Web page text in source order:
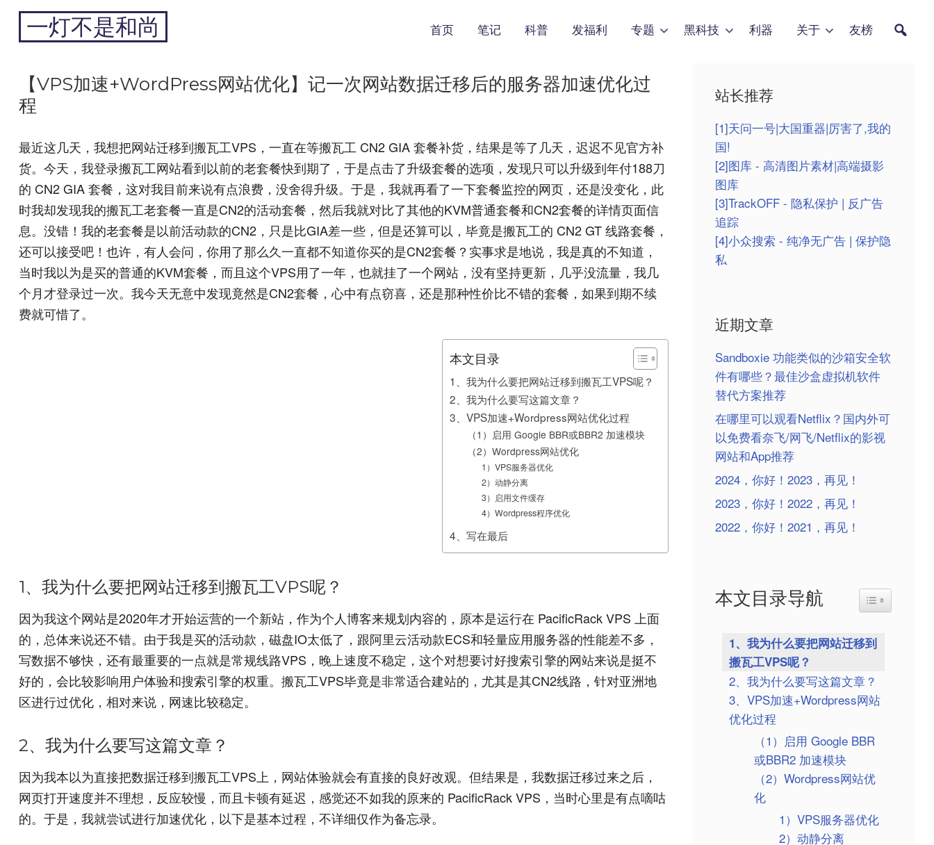
一灯不是和尚 首页 笔记 科普 发福利 专题 黑科技 利器 关于 友榜
【VPS加速+WordPress网站优化】记一次网站数据迁移后的服务器加速优化过
程
最近这几天，我想把网站迁移到搬瓦工VPS，一直在等搬瓦工 CN2 GIA 套餐补货，结果是等了几天，迟迟不见官方补
货。今天，我登录搬瓦工网站看到以前的老套餐快到期了，于是点击了升级套餐的选项，发现只可以升级到年付188刀
的 CN2 GIA 套餐，这对我目前来说有点浪费，没舍得升级。于是，我就再看了一下套餐监控的网页，还是没变化，此
时我却发现我的搬瓦工老套餐一直是CN2的活动套餐，然后我就对比了其他的KVM普通套餐和CN2套餐的详情页面信
息。没错！我的老套餐是以前活动款的CN2，只是比GIA差一些，但是还算可以，毕竟是搬瓦工的 CN2 GT 线路套餐，
还可以接受吧！也许，有人会问，你用了那么久一直都不知道你买的是CN2套餐？实事求是地说，我是真的不知道，
当时我以为是买的普通的KVM套餐，而且这个VPS用了一年，也就挂了一个网站，没有坚持更新，几乎没流量，我几
个月才登录过一次。我今天无意中发现竟然是CN2套餐，心中有点窃喜，还是那种性价比不错的套餐，如果到期不续
费就可惜了。
本文目录
1、我为什么要把网站迁移到搬瓦工VPS呢？
2、我为什么要写这篇文章？
3、VPS加速+Wordpress网站优化过程
（1）启用 Google BBR或BBR2 加速模块
（2）Wordpress网站优化
1）VPS服务器优化
2）动静分离
3）启用文件缓存
4）Wordpress程序优化
4、写在最后
1、我为什么要把网站迁移到搬瓦工VPS呢？
因为我这个网站是2020年才开始运营的一个新站，作为个人博客来规划内容的，原本是运行在 PacificRack VPS 上面
的，总体来说还不错。由于我是买的活动款，磁盘IO太低了，跟阿里云活动款ECS和轻量应用服务器的性能差不多，
写数据不够快，还有最重要的一点就是常规线路VPS，晚上速度不稳定，这个对想要讨好搜索引擎的网站来说是挺不
好的，会比较影响用户体验和搜索引擎的权重。搬瓦工VPS毕竟是非常适合建站的，尤其是其CN2线路，针对亚洲地
区进行过优化，相对来说，网速比较稳定。
2、我为什么要写这篇文章？
因为我本以为直接把数据迁移到搬瓦工VPS上，网站体验就会有直接的良好改观。但结果是，我数据迁移过来之后，
网页打开速度并不理想，反应较慢，而且卡顿有延迟，感觉还不如我的原来的 PacificRack VPS，当时心里是有点嘀咕
的。于是，我就尝试进行加速优化，以下是基本过程，不详细仅作为备忘录。
站长推荐
[1]天问一号|大国重器|厉害了,我的
国!
[2]图库 - 高清图片素材|高端摄影
图库
[3]TrackOFF - 隐私保护 | 反广告
追踪
[4]小众搜索 - 纯净无广告 | 保护隐
私
近期文章
Sandboxie 功能类似的沙箱安全软
件有哪些？最佳沙盒虚拟机软件
替代方案推荐
在哪里可以观看Netflix？国内外可
以免费看奈飞/网飞/Netflix的影视
网站和App推荐
2024，你好！2023，再见！
2023，你好！2022，再见！
2022，你好！2021，再见！
本文目录导航 Toggle Table
1、我为什么要把网站迁移到
搬瓦工VPS呢？
2、我为什么要写这篇文章？
3、VPS加速+Wordpress网站
优化过程
（1）启用 Google BBR
或BBR2 加速模块
（2）Wordpress网站优
化
1）VPS服务器优化
2）动静分离